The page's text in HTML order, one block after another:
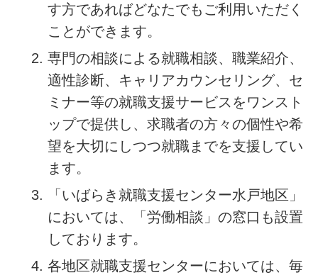
す方であればどなたでもご利用いただく
ことができます。
専門の相談による就職相談、職業紹介、
適性診断、キャリアカウンセリング、セ
ミナー等の就職支援サービスをワンスト
ップで提供し、求職者の方々の個性や希
望を大切にしつつ就職までを支援してい
ます。
「いばらき就職支援センター水戸地区」
においては、「労働相談」の窓口も設置
しております。
各地区就職支援センターにおいては、毎